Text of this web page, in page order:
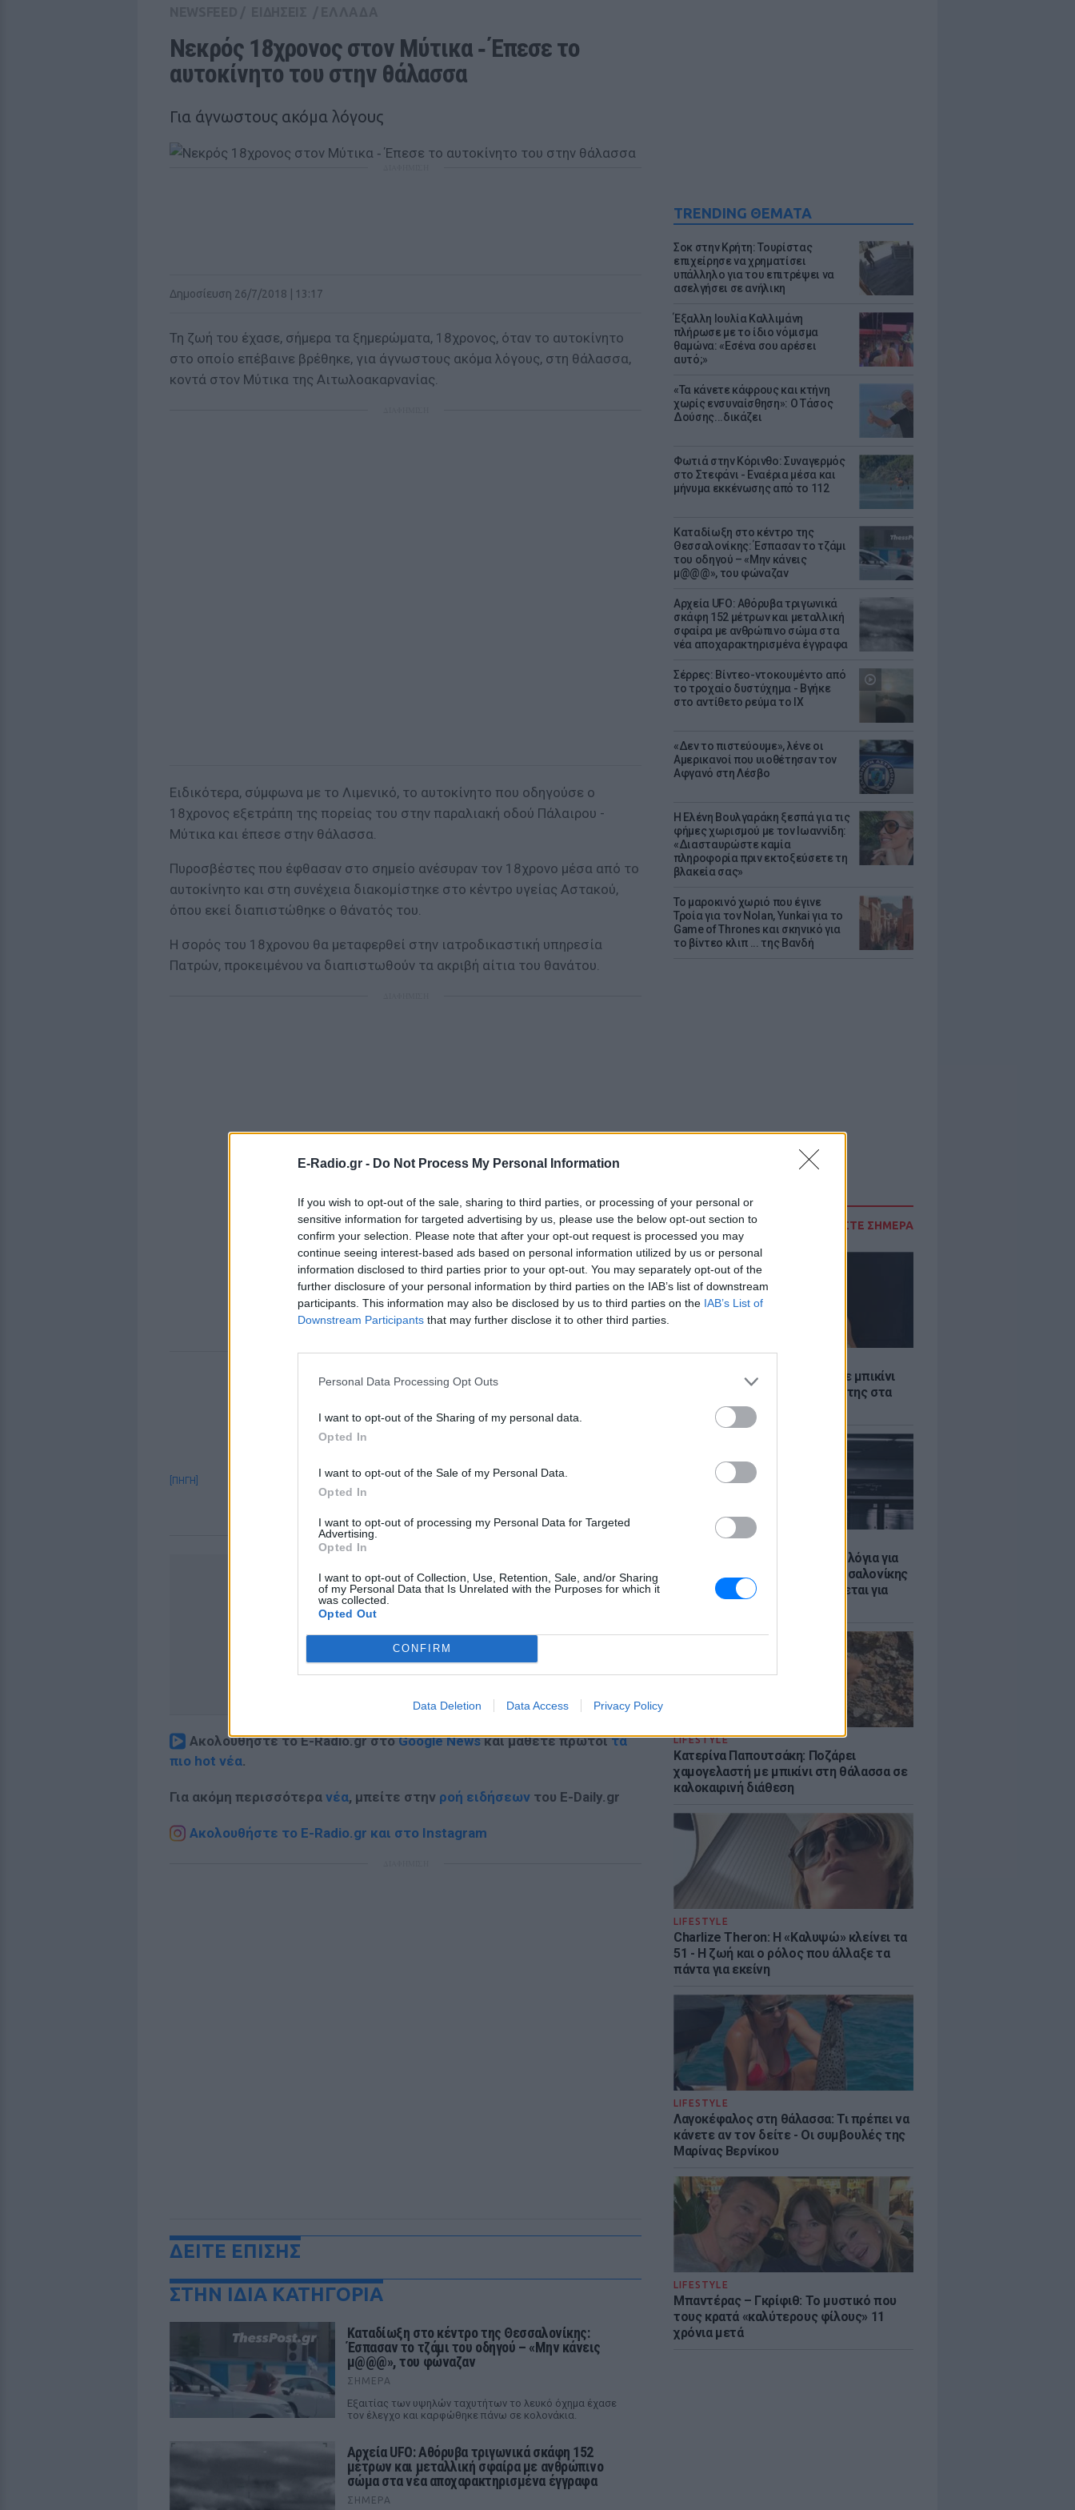
E-Radio.gr - Do Not Process My Personal Information
If you wish to opt-out of the sale, sharing to third parties, or processing of your personal or
sensitive information for targeted advertising by us, please use the below opt-out section to
confirm your selection. Please note that after your opt-out request is processed you may
continue seeing interest-based ads based on personal information utilized by us or personal
information disclosed to third parties prior to your opt-out. You may separately opt-out of the
further disclosure of your personal information by third parties on the IAB’s list of downstream
participants. This information may also be disclosed by us to third parties on the IAB’s List of
Downstream Participants that may further disclose it to other third parties.
Personal Data Processing Opt Outs
I want to opt-out of the Sharing of my personal data.
Opted In
I want to opt-out of the Sale of my Personal Data.
Opted In
I want to opt-out of processing my Personal Data for Targeted
Advertising.
Opted In
I want to opt-out of Collection, Use, Retention, Sale, and/or Sharing
of my Personal Data that Is Unrelated with the Purposes for which it
was collected.
Opted Out
CONFIRM
Data Deletion Data Access Privacy Policy
TRENDING ΘΕΜΑΤΑ
Σοκ στην Κρήτη: Τουρίστας
επιχείρησε να χρηματίσει
υπάλληλο για του επιτρέψει να
ασελγήσει σε ανήλικη
Έξαλλη Ιουλία Καλλιμάνη
πλήρωσε με το ίδιο νόμισμα
θαμώνα: «Εσένα σου αρέσει
αυτό;»
«Τα κάνετε κάφρους και κτήνη
χωρίς ενσυναίσθηση»: Ο Τάσος
Δούσης...δικάζει
Φωτιά στην Κόρινθο: Συναγερμός
στο Στεφάνι - Εναέρια μέσα και
μήνυμα εκκένωσης από το 112
Καταδίωξη στο κέντρο της
Θεσσαλονίκης: Έσπασαν το τζάμι
του οδηγού – «Μην κάνεις
μ@@@», του φώναζαν
Αρχεία UFO: Αθόρυβα τριγωνικά
σκάφη 152 μέτρων και μεταλλική
σφαίρα με ανθρώπινο σώμα στα
νέα αποχαρακτηρισμένα έγγραφα
Σέρρες: Βίντεο-ντοκουμέντο από
το τροχαίο δυστύχημα - Βγήκε
στο αντίθετο ρεύμα το ΙΧ
«Δεν το πιστεύουμε», λένε οι
Αμερικανοί που υιοθέτησαν τον
Αφγανό στη Λέσβο
Η Ελένη Βουλγαράκη ξεσπά για τις
φήμες χωρισμού με τον Ιωαννίδη:
«Διασταυρώστε καμία
πληροφορία πριν εκτοξεύσετε τη
βλακεία σας»
Το μαροκινό χωριό που έγινε
Τροία για τον Nolan, Yunkai για το
Game of Thrones και σκηνικό για
το βίντεο κλιπ ... της Βανδή
ΔΙΑΒΑΣΤΕ ΣΗΜΕΡΑ
Η Τατιάνα Στεφανίδου φόρεσε μπικίνι
και εντυπωσίασε με το κορμί της στα
καταγάλανα νερά του Ιονίου
ΕΙΔΗΣΕΙΣ
Απόψε τα δοκιμαστικά δρομολόγια για
την επέκταση του Μετρό Θεσσαλονίκης
προς Καλαμαριά - Τι προβλέπεται για
LIFESTYLE
Κατερίνα Παπουτσάκη: Ποζάρει
χαμογελαστή με μπικίνι στη θάλασσα σε
καλοκαιρινή διάθεση
LIFESTYLE
Charlize Theron: Η «Καλυψώ» κλείνει τα
51 - H ζωή και ο ρόλος που άλλαξε τα
πάντα για εκείνη
LIFESTYLE
Λαγοκέφαλος στη θάλασσα: Τι πρέπει να
κάνετε αν τον δείτε - Οι συμβουλές της
Μαρίνας Βερνίκου
LIFESTYLE
Μπαντέρας – Γκρίφιθ: Το μυστικό που
τους κρατά «καλύτερους φίλους» 11
χρόνια μετά
Νεκρός 18χρονος στον Μύτικα ‑ Έπεσε το
αυτοκίνητο του στην θάλασσα
Για άγνωστους ακόμα λόγους
Δημοσίευση 26/7/2018 | 13:17
Τη ζωή του έχασε, σήμερα τα ξημερώματα, 18χρονος, όταν το αυτοκίνητο
στο οποίο επέβαινε βρέθηκε, για άγνωστους ακόμα λόγους, στη θάλασσα,
κοντά στον Μύτικα της Αιτωλοακαρνανίας.
Ειδικότερα, σύμφωνα με το Λιμενικό, το αυτοκίνητο που οδηγούσε ο
18χρονος εξετράπη της πορείας του στην παραλιακή οδού Πάλαιρου -
Μύτικα και έπεσε στην θάλασσα.
Πυροσβέστες που έφθασαν στο σημείο ανέσυραν τον 18χρονο μέσα από το
αυτοκίνητο και στη συνέχεια διακομίστηκε στο κέντρο υγείας Αστακού,
όπου εκεί διαπιστώθηκε ο θάνατός του.
Η σορός του 18χρονου θα μεταφερθεί στην ιατροδικαστική υπηρεσία
Πατρών, προκειμένου να διαπιστωθούν τα ακριβή αίτια του θανάτου.
[ΠΗΓΗ]
Ακολουθήστε το E-Radio.gr στοGoogle Newsκαι μάθετε πρώτοιτα
πιο hot νέα.
Για ακόμη περισσότερα νέα, μπείτε στην ροή ειδήσεων του E-Daily.gr
Ακολουθήστε το E-Radio.gr και στο Instagram
ΔΕΙΤΕ ΕΠΙΣΗΣ
ΣΤΗΝ ΙΔΙΑ ΚΑΤΗΓΟΡΙΑ
Καταδίωξη στο κέντρο της Θεσσαλονίκης:
Έσπασαν το τζάμι του οδηγού – «Μην κάνεις
μ@@@», του φώναζαν
ΣΉΜΕΡΑ
Εξαιτίας των υψηλών ταχυτήτων το λευκό όχημα έχασε
τον έλεγχο και καρφώθηκε πάνω σε κολονάκια.
Αρχεία UFO: Αθόρυβα τριγωνικά σκάφη 152
μέτρων και μεταλλική σφαίρα με ανθρώπινο
σώμα στα νέα αποχαρακτηρισμένα έγγραφα
ΣΉΜΕΡΑ